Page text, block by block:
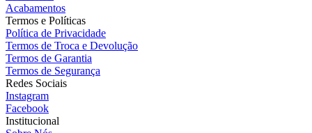
Acabamentos
Termos e Políticas
Política de Privacidade
Termos de Troca e Devolução
Termos de Garantia
Termos de Segurança
Redes Sociais
Instagram
Facebook
Institucional